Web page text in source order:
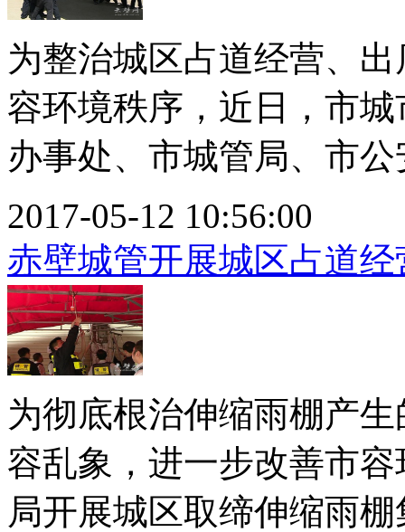
为整治城区占道经营、
容环境秩序，近日，市
办事处、市城管局、市
2017-05-12 10:56:00
赤壁城管开展城区占道
为彻底根治伸缩雨棚产
容乱象，进一步改善市
局开展城区取缔伸缩雨